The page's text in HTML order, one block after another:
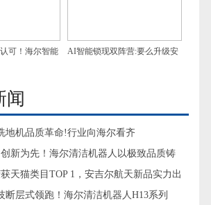
可！海尔智能 AI智能锁现双阵营:要么升级安
闻
地机品质革命!行业向海尔看齐
新为先！海尔清洁机器人以极致品质铸
天猫类目TOP 1，安吉尔航天新品实力出
断层式领跑！海尔清洁机器人H13系列